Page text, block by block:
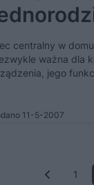
centralny w
ważna dla
jego
11-5-2007
1